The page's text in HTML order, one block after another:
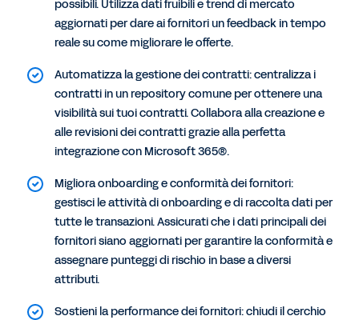
possibili. Utilizza dati fruibili e trend di mercato
aggiornati per dare ai fornitori un feedback in tempo
reale su come migliorare le offerte.
Automatizza la gestione dei contratti: centralizza i
contratti in un repository comune per ottenere una
visibilità sui tuoi contratti. Collabora alla creazione e
alle revisioni dei contratti grazie alla perfetta
integrazione con Microsoft 365®.
Migliora onboarding e conformità dei fornitori:
gestisci le attività di onboarding e di raccolta dati per
tutte le transazioni. Assicurati che i dati principali dei
fornitori siano aggiornati per garantire la conformità e
assegnare punteggi di rischio in base a diversi
attributi.
Sostieni la performance dei fornitori: chiudi il cerchio